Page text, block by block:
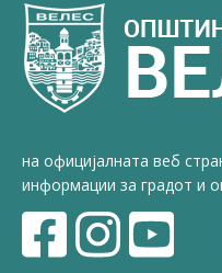
на официјалната веб
информации за градот и